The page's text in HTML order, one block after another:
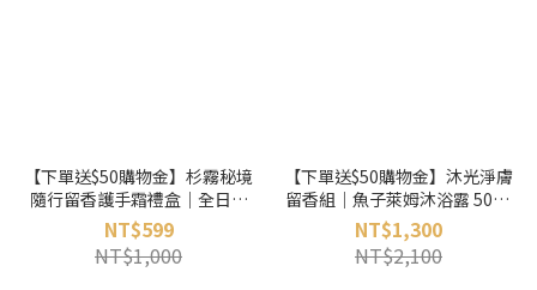
【下單送$50購物金】杉霧秘境
隨行留香護手霜禮盒｜全日防
禦護手霜 50ml + 皮革掛繩｜送
禮推薦
NT$599
NT$1,000
【下單送$50購物金】沐光淨膚
留香組｜魚子萊姆沐浴露 500g
+ 送杉霧秘境香膏 30g + 品牌不
鏽鋼杯 300ml
NT$1,300
NT$2,100